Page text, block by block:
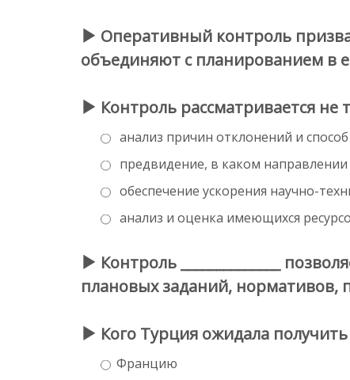
Оперативный контроль
объединяют с планированием в
Контроль рассматривается
анализ причин отклонений и
предвидение, в каком
обеспечение ускорения научно-
анализ и оценка имеющихся
Контроль ______________
плановых заданий, нормативов,
Кого Турция ожидала
Францию